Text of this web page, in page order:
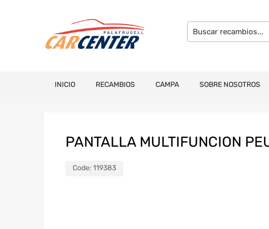
INICIO RECAMBIOS CAMPA SOBRE NOSOTROS
PANTALLA MULTIFUNCION
Code: 119383